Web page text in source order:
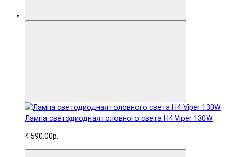
Лампа светодиодная головного света H4 Viper 130W
4 590.00р.